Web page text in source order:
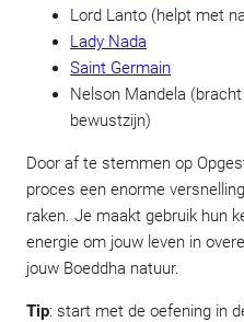
Lord Lanto (helpt met
Lady Nada
Saint Germain
Nelson Mandela
bewustzijn)
Door af te stemmen op
proces een enorme
raken. Je maakt gebruik hun
energie om jouw leven in
jouw Boeddha natuur.
Tip: start met de oefening in